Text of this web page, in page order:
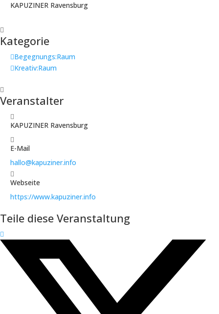
KAPUZINER Ravensburg
Kategorie
Begegnungs:Raum
Kreativ:Raum
Veranstalter
KAPUZINER Ravensburg
E-Mail
hallo@kapuziner.info
Webseite
https://www.kapuziner.info
Teile diese Veranstaltung